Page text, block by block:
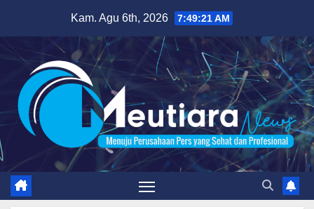
content
Kam. Agu 6th, 2026 7:49:22 AM